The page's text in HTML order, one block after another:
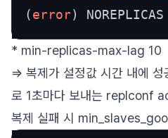
(error) NOREPLICAS
* min-replicas-max-lag 10
=> 복제가 설정값 시간 내에
로 1초마다 보내는 replconf
복제 실패 시